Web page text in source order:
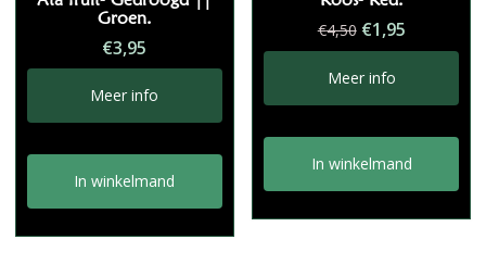
Groen.
€3,95
Meer info
In winkelmand
€4,50
prijs
was:
€4,50.
€1,95Huidige
prijs
€1,95.
Meer info
In winkelmand